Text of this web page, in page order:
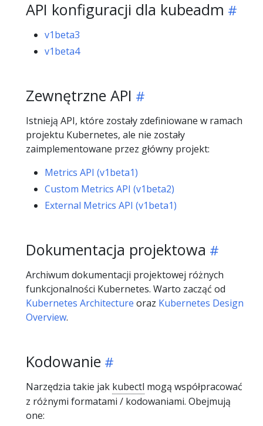
API konfiguracji dla kubeadm
v1beta3
v1beta4
Zewnętrzne API
Istnieją API, które zostały zdefiniowane w ramach
projektu Kubernetes, ale nie zostały
zaimplementowane przez główny projekt:
Metrics API (v1beta1)
Custom Metrics API (v1beta2)
External Metrics API (v1beta1)
Dokumentacja projektowa
Archiwum dokumentacji projektowej różnych
funkcjonalności Kubernetes. Warto zacząć od
Kubernetes Architecture oraz Kubernetes Design
Overview.
Kodowanie
Narzędzia takie jak kubectl mogą współpracować
z różnymi formatami / kodowaniami. Obejmują
one: